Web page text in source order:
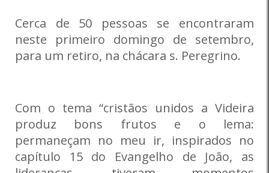
Cerca de 50 pessoas se encontraram
neste primeiro domingo de setembro,
para um retiro, na chácara s. Peregrino.
Com o tema “cristãos unidos a Videira
produz bons frutos e o lema:
permaneçam no meu ir, inspirados no
capítulo 15 do Evangelho de João, as